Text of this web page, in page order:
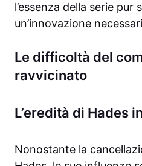
l’essenza della serie pur
un’innovazione
Le difficoltà del
ravvicinato
L’eredità di Hades
Nonostante la